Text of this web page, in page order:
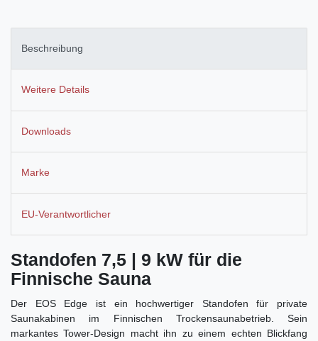
Beschreibung
Weitere Details
Downloads
Marke
EU-Verantwortlicher
Standofen 7,5 | 9 kW für die
Finnische Sauna
Der EOS Edge ist ein hochwertiger Standofen für private
Saunakabinen im Finnischen Trockensaunabetrieb. Sein
markantes Tower-Design macht ihn zu einem echten Blickfang